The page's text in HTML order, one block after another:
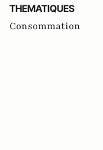
THEMATIQUES
Consommation